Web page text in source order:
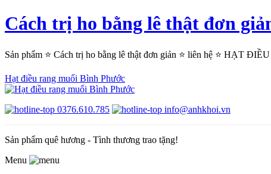
Cách trị ho bằng lê thật đơn
Sản phẩm ⭐ Cách trị ho bằng lê thật đơn giản ⭐ liên hệ ⭐ HẠT
Hạt điều rang muối Bình Phước
0376.610.785 info@anhkhoi.vn
Sản phẩm quê hương - Tình thương trao tặng!
Menu